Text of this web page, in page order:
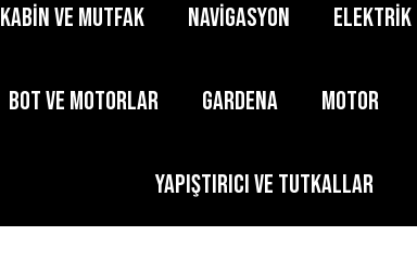
KABİN ve MUTFAK NAVİGASYON ELEKTRİK
BOT ve MOTORLAR GARDENA MOTOR
YAPIŞTIRICI ve TUTKALLAR